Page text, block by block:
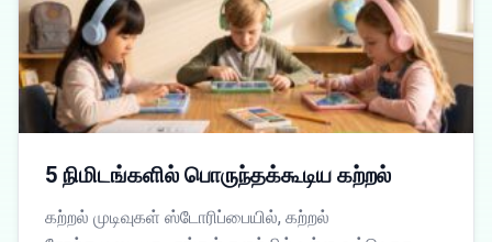
5 நிமிடங்களில் பொருந்தக்கூடிய கற்றல்
கற்றல் முடிவுகள் ஸ்டோரிப்பையில், கற்றல்